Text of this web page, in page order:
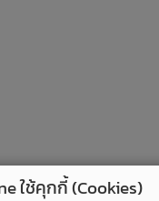
ใช้คุกกี้ (Cookies)